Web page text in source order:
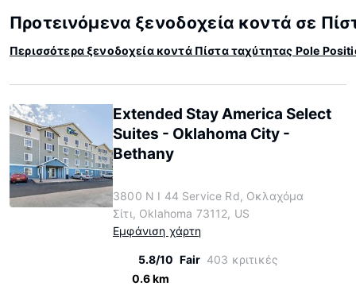
Προτεινόμενα ξενοδοχεία κοντά σε
Περισσότερα ξενοδοχεία κοντά Πίστα ταχύτητας Pole
Extended Stay America Select
Suites - Oklahoma City -
Bethany
3800 N I 44 Service Rd, Οκλαχόμα
Σίτι, Oklahoma 73112, US
Εμφάνιση χάρτη
5.8/10 Fair 403 κριτικές
0.6 km